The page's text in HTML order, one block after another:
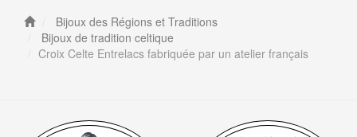
Bijoux des Régions et Traditions
Bijoux de tradition celtique
Croix Celte Entrelacs fabriquée par un atelier français